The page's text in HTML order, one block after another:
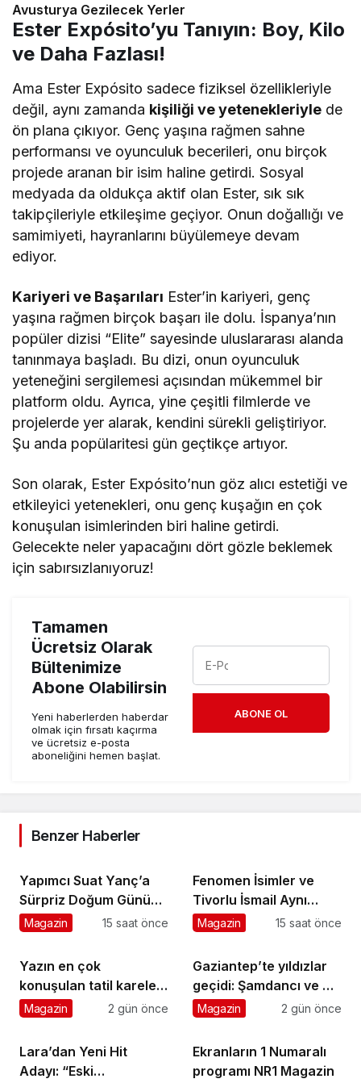
Avusturya Gezilecek Yerler
Ester Expósito’yu Tanıyın: Boy, Kilo
ve Daha Fazlası!
Ama Ester Expósito sadece fiziksel özellikleriyle
değil, aynı zamanda kişiliği ve yetenekleriyle de
ön plana çıkıyor. Genç yaşına rağmen sahne
performansı ve oyunculuk becerileri, onu birçok
projede aranan bir isim haline getirdi. Sosyal
medyada da oldukça aktif olan Ester, sık sık
takipçileriyle etkileşime geçiyor. Onun doğallığı ve
samimiyeti, hayranlarını büyülemeye devam
ediyor.
Kariyeri ve Başarıları Ester’in kariyeri, genç
yaşına rağmen birçok başarı ile dolu. İspanya’nın
popüler dizisi “Elite” sayesinde uluslararası alanda
tanınmaya başladı. Bu dizi, onun oyunculuk
yeteneğini sergilemesi açısından mükemmel bir
platform oldu. Ayrıca, yine çeşitli filmlerde ve
projelerde yer alarak, kendini sürekli geliştiriyor.
Şu anda popülaritesi gün geçtikçe artıyor.
Son olarak, Ester Expósito’nun göz alıcı estetiği ve
etkileyici yetenekleri, onu genç kuşağın en çok
konuşulan isimlerinden biri haline getirdi.
Gelecekte neler yapacağını dört gözle beklemek
için sabırsızlanıyoruz!
Tamamen
Ücretsiz Olarak
Bültenimize
Abone Olabilirsin
Yeni haberlerden haberdar
olmak için fırsatı kaçırma
ve ücretsiz e-posta
aboneliğini hemen başlat.
ABONE OL
Benzer Haberler
Yapımcı Suat Yanç’a
Sürpriz Doğum Günü
Kutlaması!
Magazin 15 saat önce
Fenomen İsimler ve
Tivorlu İsmail Aynı
Filmde Buluştu!
Ağustos’ta Vizyonda
Magazin 15 saat önce
Yazın en çok
konuşulan tatil kareleri
bu sezon Ethno
Magazin 2 gün önce
Gaziantep’te yıldızlar
geçidi: Şamdancı ve By
Mustafa açılışı ile
gala
Magazin 2 gün önce
Lara’dan Yeni Hit
Adayı: “Eski
Ekranların 1 Numaralı
programı NR1 Magazin